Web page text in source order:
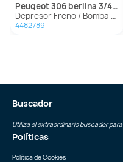
peugeot306 berlina 3/4/5 puertas (s2)
Depresor Freno / Bomba Vacio para Peugeot 306 Berlina 3/4/5 Puertas (S2)
4482789
Buscador
Utiliza el extraordinario buscador
Políticas
Política de Cookies